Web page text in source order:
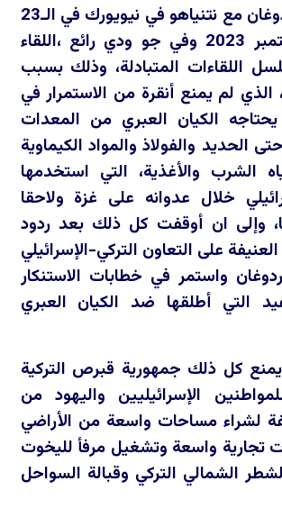
وكان لقاء إردوغان مع نتنياهو في نيويورك في الـ23
من أيلول/ سبتمبر 2023 وفي جو ودي رائع ،اللقاء
اللقاءات المتبادلة، وذلك بسبب
لم يمنع أنقرة من الاستمرار في
الكيان العبري من المعدات
الحديد والفولاذ والمواد الكيماوية
الشرب والأغذية، التي استخدمها
خلال عدوانه على غزة ولاحقا
وإلى ان أوقفت كل ذلك بعد ردود
على التعاون التركي-الإسرائيلي
واستمر في خطابات الاستنكار
التي أطلقها ضد الكيان العبري
كل ذلك جمهورية قبرص التركية
الإسرائيليين واليهود من
لشراء مساحات واسعة من الأراضي
تجارية واسعة وتشغيل مرفأ لليخوت
الشمالي التركي وقبالة السواحل